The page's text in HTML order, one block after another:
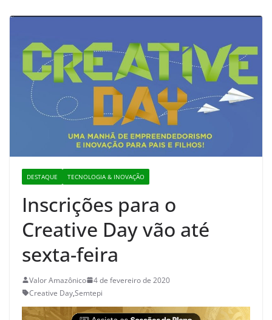
DESTAQUE TECNOLOGIA & INOVAÇÃO
Inscrições para o
Creative Day vão até
sexta-feira
Valor Amazônico
4 de fevereiro de 2020
Creative Day,Semtepi